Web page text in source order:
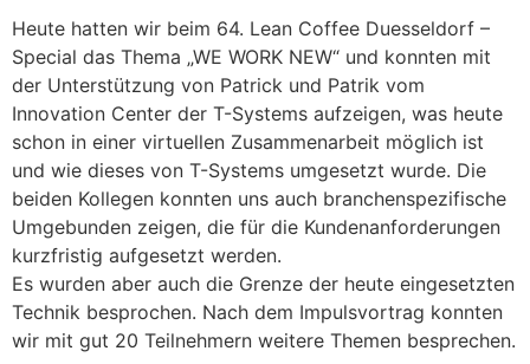
Heute hatten wir beim 64. Lean Coffee Duesseldorf –
Special das Thema „WE WORK NEW“ und konnten mit
der Unterstützung von Patrick und Patrik vom
Innovation Center der T-Systems aufzeigen, was heute
schon in einer virtuellen Zusammenarbeit möglich ist
und wie dieses von T-Systems umgesetzt wurde. Die
beiden Kollegen konnten uns auch branchenspezifische
Umgebunden zeigen, die für die Kundenanforderungen
kurzfristig aufgesetzt werden.
Es wurden aber auch die Grenze der heute eingesetzten
Technik besprochen. Nach dem Impulsvortrag konnten
wir mit gut 20 Teilnehmern weitere Themen besprechen.